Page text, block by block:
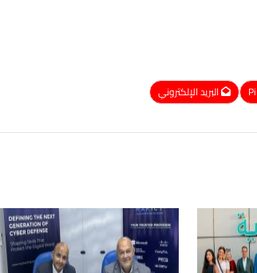
البريد الإلكتروني